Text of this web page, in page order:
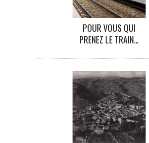
POUR VOUS QUI
PRENEZ LE TRAIN…